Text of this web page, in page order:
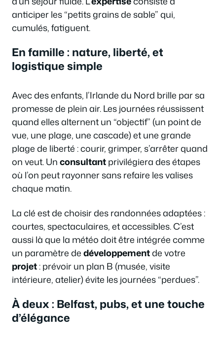
anticiper les “petits grains de sable” qui,
cumulés, fatiguent.
En famille : nature, liberté, et
logistique simple
Avec des enfants, l’Irlande du Nord brille par sa
promesse de plein air. Les journées réussissent
quand elles alternent un “objectif” (un point de
vue, une plage, une cascade) et une grande
plage de liberté : courir, grimper, s’arrêter quand
on veut. Unconsultantprivilégiera des étapes
où l’on peut rayonner sans refaire les valises
chaque matin.
La clé est de choisir des randonnées adaptées :
courtes, spectaculaires, et accessibles. C’est
aussi là que la météo doit être intégrée comme
un paramètre dedéveloppementde votre
projet: prévoir un plan B (musée, visite
intérieure, atelier) évite les journées “perdues”.
À deux : Belfast, pubs, et une touche
d’élégance